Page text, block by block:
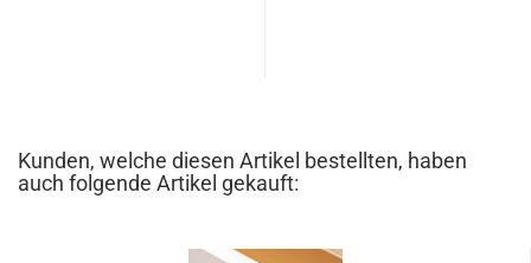
Kunden, welche diesen Artikel bestellten, haben
auch folgende Artikel gekauft: